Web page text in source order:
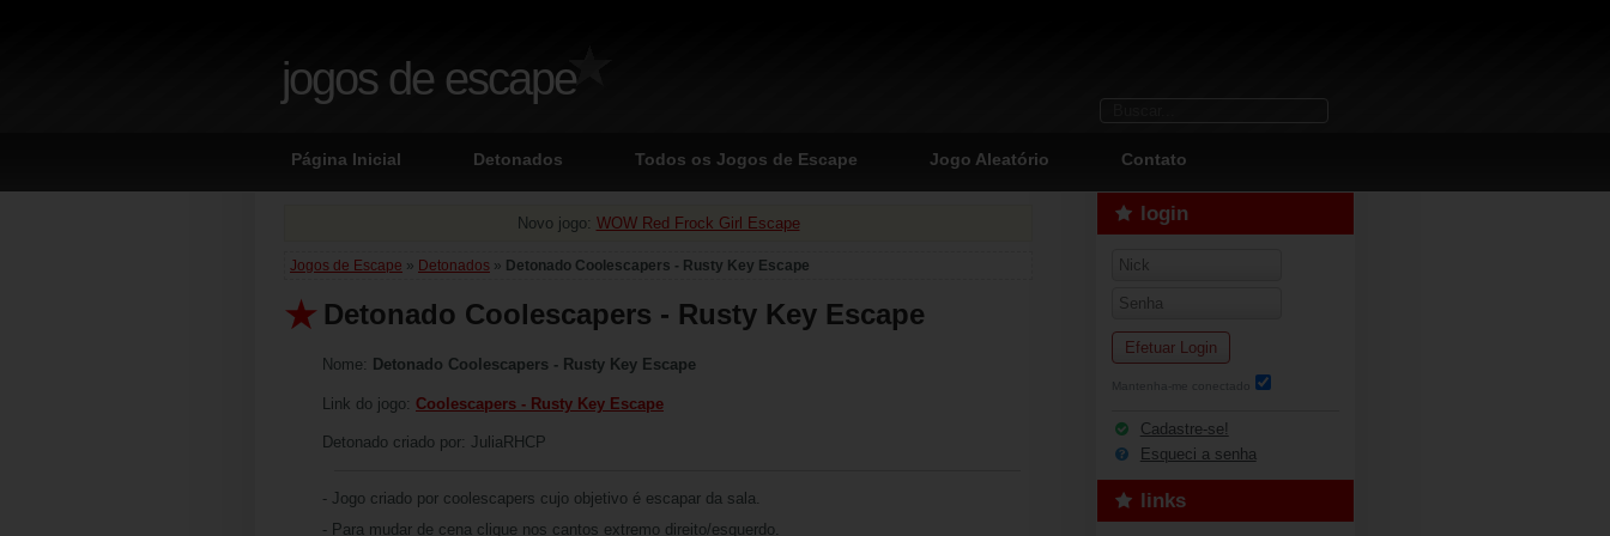
jogos de escape
Página Inicial Detonados Todos os Jogos de Escape Jogo Aleatório Contato
Novo jogo: WOW Red Frock Girl Escape
Jogos de Escape » Detonados » Detonado Coolescapers - Rusty Key Escape
Detonado Coolescapers - Rusty Key Escape
Nome: Detonado Coolescapers - Rusty Key Escape
Link do jogo: Coolescapers - Rusty Key Escape
Detonado criado por: JuliaRHCP
- Jogo criado por coolescapers cujo objetivo é escapar da sala.
- Para mudar de cena clique nos cantos extremo direito/esquerdo.
login
Efetuar Login
Mantenha-me conectado
Cadastre-se!
Esqueci a senha
links